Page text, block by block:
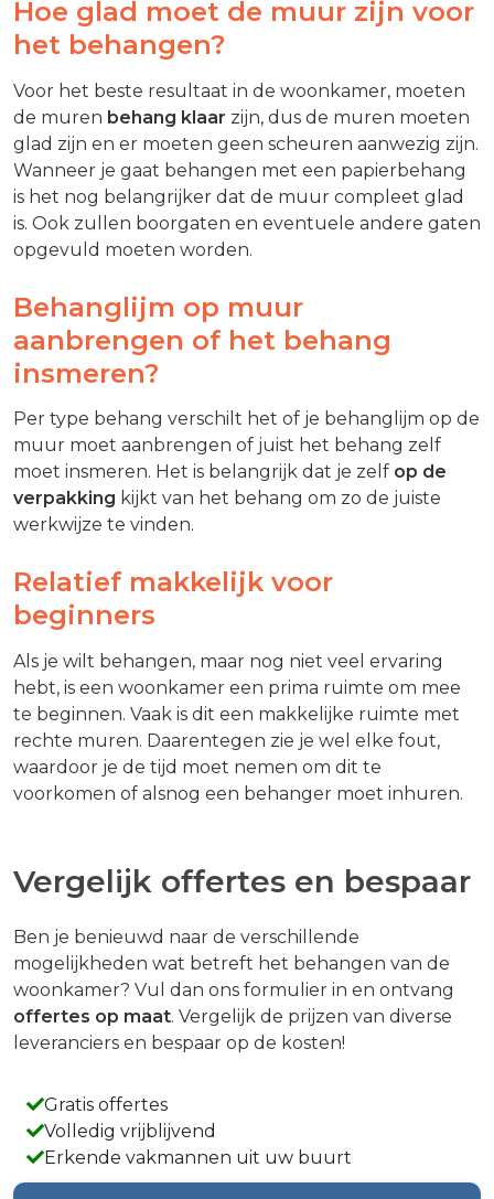
Hoe glad moet de muur zijn voor
het behangen?
Voor het beste resultaat in de woonkamer, moeten
de muren behang klaar zijn, dus de muren moeten
glad zijn en er moeten geen scheuren aanwezig zijn.
Wanneer je gaat behangen met een papierbehang
is het nog belangrijker dat de muur compleet glad
is. Ook zullen boorgaten en eventuele andere gaten
opgevuld moeten worden.
Behanglijm op muur
aanbrengen of het behang
insmeren?
Per type behang verschilt het of je behanglijm op de
muur moet aanbrengen of juist het behang zelf
moet insmeren. Het is belangrijk dat je zelf op de
verpakking kijkt van het behang om zo de juiste
werkwijze te vinden.
Relatief makkelijk voor
beginners
Als je wilt behangen, maar nog niet veel ervaring
hebt, is een woonkamer een prima ruimte om mee
te beginnen. Vaak is dit een makkelijke ruimte met
rechte muren. Daarentegen zie je wel elke fout,
waardoor je de tijd moet nemen om dit te
voorkomen of alsnog een behanger moet inhuren.
Vergelijk offertes en bespaar
Ben je benieuwd naar de verschillende
mogelijkheden wat betreft het behangen van de
woonkamer? Vul dan ons formulier in en ontvang
offertes op maat. Vergelijk de prijzen van diverse
leveranciers en bespaar op de kosten!
Gratis offertes
Volledig vrijblijvend
Erkende vakmannen uit uw buurt